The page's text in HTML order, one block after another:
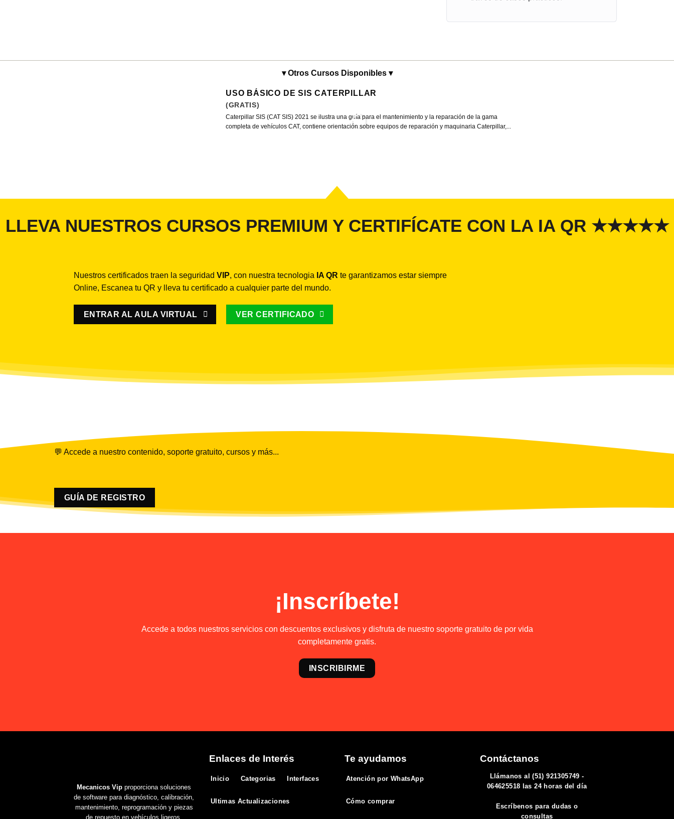
▾ Otros Cursos Disponibles ▾
USO BÁSICO DE SIS CATERPILLAR
(GRATIS)
Caterpillar SIS (CAT SIS) 2021 se ilustra una guía para el mantenimiento y la reparación de la gama
completa de vehículos CAT, contiene orientación sobre equipos de reparación y maquinaria Caterpillar,...
LLEVA NUESTROS CURSOS PREMIUM Y CERTIFÍCATE CON LA IA QR ★★★★★
Nuestros certificados traen la seguridad VIP, con nuestra tecnologia IA QR te garantizamos estar siempre
Online, Escanea tu QR y lleva tu certificado a cualquier parte del mundo.
ENTRAR AL AULA VIRTUAL VER CERTIFICADO
💬 Accede a nuestro contenido, soporte gratuito, cursos y más...
GUÍA DE REGISTRO
¡Inscríbete!
Accede a todos nuestros servicios con descuentos exclusivos y disfruta de nuestro soporte gratuito de por vida
completamente gratis.
INSCRIBIRME
Mecanicos Vip proporciona soluciones
de software para diagnóstico, calibración,
mantenimiento, reprogramación y piezas
de repuesto en vehículos ligeros,
Enlaces de Interés
Inicio Categorias Interfaces
Ultimas Actualizaciones
Te ayudamos
Atención por WhatsApp
Cómo comprar
Contáctanos
Llámanos al (51) 921305749 -
064625518 las 24 horas del día
Escríbenos para dudas o
consultas